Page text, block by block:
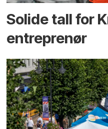
Solide tall for
entreprenør